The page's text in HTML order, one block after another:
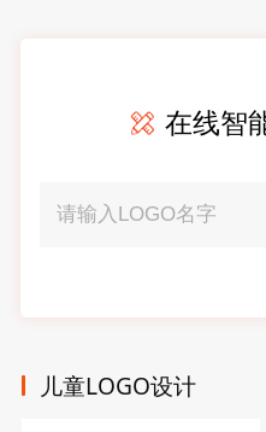
在线智
儿童LOGO设计